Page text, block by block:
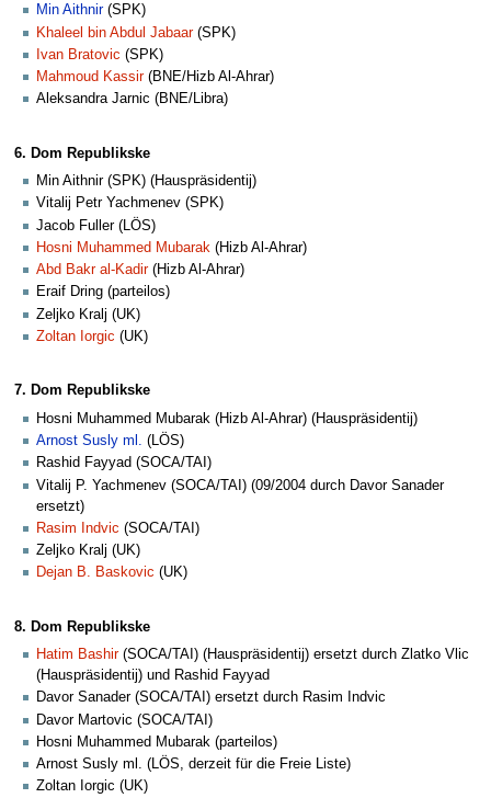
Min Aithnir(SPK)
Khaleel bin Abdul Jabaar(SPK)
Ivan Bratovic (SPK)
Mahmoud Kassir(BNE/Hizb Al-Ahrar)
Aleksandra Jarnic (BNE/Libra)
6. Dom Republikske
Min Aithnir (SPK) (Hauspräsidentij)
Vitalij Petr Yachmenev (SPK)
Jacob Fuller (LÖS)
Hosni Muhammed Mubarak (Hizb Al-Ahrar)
Abd Bakr al-Kadir(Hizb Al-Ahrar)
Eraif Dring (parteilos)
Zeljko Kralj (UK)
Zoltan Iorgic (UK)
7. Dom Republikske
Hosni Muhammed Mubarak (Hizb Al-Ahrar) (Hauspräsidentij)
Arnost Susly ml. (LÖS)
Rashid Fayyad (SOCA/TAI)
Vitalij P. Yachmenev (SOCA/TAI) (09/2004 durch Davor Sanader
ersetzt)
Rasim Indvic (SOCA/TAI)
Zeljko Kralj (UK)
Dejan B. Baskovic (UK)
8. Dom Republikske
Hatim Bashir(SOCA/TAI) (Hauspräsidentij) ersetzt durch Zlatko Vlic
(Hauspräsidentij) und Rashid Fayyad
Davor Sanader (SOCA/TAI) ersetzt durch Rasim Indvic
Davor Martovic (SOCA/TAI)
Hosni Muhammed Mubarak (parteilos)
Arnost Susly ml. (LÖS, derzeit für die Freie Liste)
Zoltan Iorgic (UK)